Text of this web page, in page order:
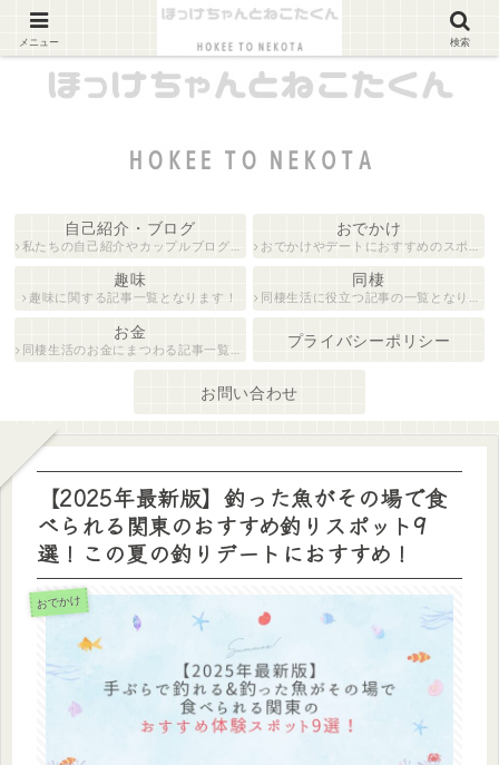
カップルブログ
自己紹介・ブログ
私たちの自己紹介やカップルブログに関する記事の一覧となります！
おでかけ
おでかけやデートにおすすめのスポットを紹介している記事一覧となります！
趣味
趣味に関する記事一覧となります！
同棲
同棲生活に役立つ記事の一覧となります！
お金
同棲生活のお金にまつわる記事一覧となります！ プライバシーポリシー
お問い合わせ
【2025年最新版】釣った魚がその場で食
べられる関東のおすすめ釣りスポット9
選！この夏の釣りデートにおすすめ！
おでかけ
メニュー 検索